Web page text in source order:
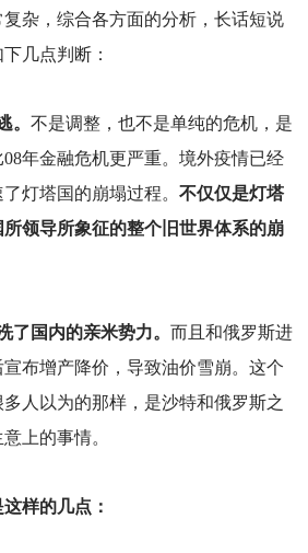
杂，综合各方面的分析，长话短说
几点判断：
。 不是调整，也不是单纯的危机，是
年金融危机更严重。境外疫情已经
灯塔国的崩塌过程。 不仅仅是灯塔
领导所象征的整个旧世界体系的崩
了国内的亲米势力。 而且和俄罗斯进
布增产降价，导致油价雪崩。这个
人以为的那样，是沙特和俄罗斯之
上的事情。
样的几点：